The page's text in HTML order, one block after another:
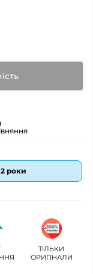
роки
ТІЛЬКИ
ОРИГІНАЛИ